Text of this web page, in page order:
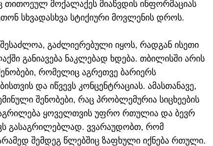
თითოეულ მოქალაქეს მიაწვდის ინფორმაციას
სხვადასხვა სტიქიური მოვლენის დროს.
გაძლიერებული იყოს, რადგან ისეთი
განიავება ნაკლებად ხდება. თბილისში არის
რომელიც აგრეთვე ბარიერს
და იწვევს კონცენტრაციას. ამასთანავე,
შენობები, რაც პრობლემურია სიცხეების
ყოველთვის უფრო რთულია და ბევრ
გასაგრილებლად. ვვარაუდობთ, რომ
შემდეგ წლებშიც ზაფხული იქნება რთული.